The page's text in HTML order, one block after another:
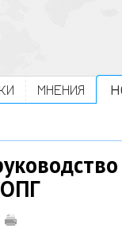
МНЕНИЯ